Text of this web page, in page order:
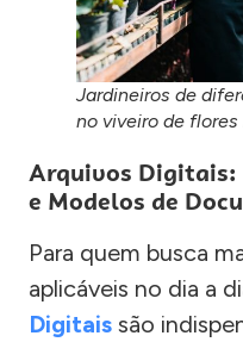
Jardineiros de
no viveiro de
Arquivos
e Modelos de
Para quem busca
aplicáveis no dia a
Digitais são